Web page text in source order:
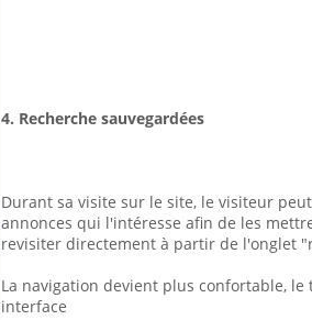
4. Recherche sauvegardées
Durant sa visite sur le site, le visiteur
annonces qui l'intéresse afin de les
revisiter directement à partir de l'onglet
La navigation devient plus confortable,
interface